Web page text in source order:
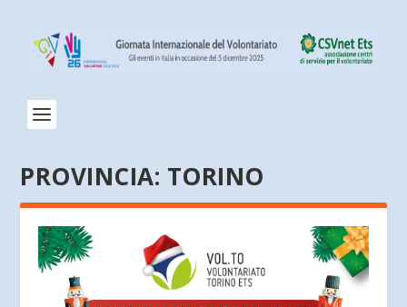
PROVINCIA: TORINO